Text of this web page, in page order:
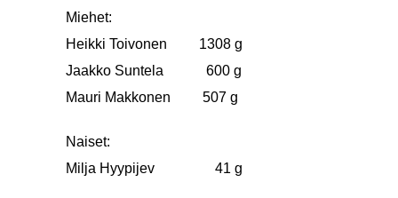
Miehet:
Heikki Toivonen 1308 g
Jaakko Suntela 600 g
Mauri Makkonen 507 g
Naiset:
Milja Hyypijev 41 g